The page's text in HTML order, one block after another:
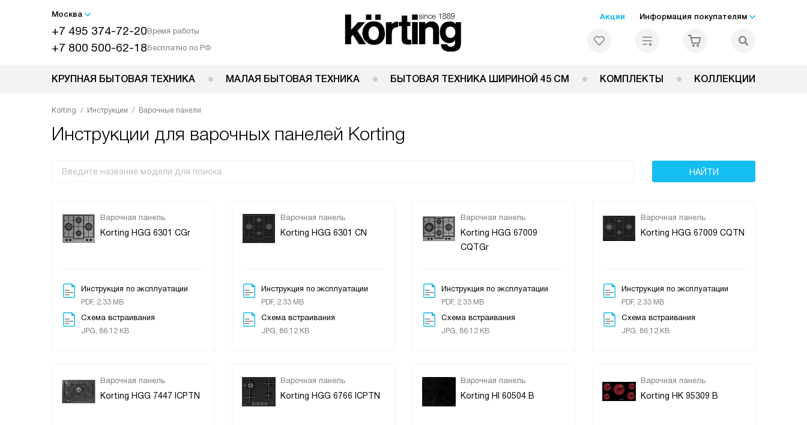
Москва
+7 495 374-72-20Время работы
+7 800 500-62-18Бесплатно по РФ
Акции Информация покупателям
КРУПНАЯ БЫТОВАЯ ТЕХНИКА МАЛАЯ БЫТОВАЯ ТЕХНИКА БЫТОВАЯ ТЕХНИКА ШИРИНОЙ 45 СМ КОМПЛЕКТЫ КОЛЛЕКЦИИ
Korting Инструкции Варочные панели
Инструкции для варочных панелей Korting
Варочная панель
Korting HGG 6301 CGr
Инструкция по эксплуатации
PDF, 2.33 MB
Схема встраивания
JPG, 86.12 KB
Варочная панель
Korting HGG 6301 CN
Инструкция по эксплуатации
PDF, 2.33 MB
Схема встраивания
JPG, 86.12 KB
Варочная панель
Korting HGG 67009
CQTGr
Инструкция по эксплуатации
PDF, 2.33 MB
Схема встраивания
JPG, 86.12 KB
Варочная панель
Korting HGG 67009 CQTN
Инструкция по эксплуатации
PDF, 2.33 MB
Схема встраивания
JPG, 86.12 KB
Варочная панель
Korting HGG 7447 ICPTN
Варочная панель
Korting HGG 6766 ICPTN
Варочная панель
Korting HI 60504 B
Варочная панель
Korting HK 95309 B